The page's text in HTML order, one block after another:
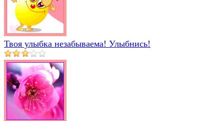
Твоя улыбка незабываема! Улыбнись!